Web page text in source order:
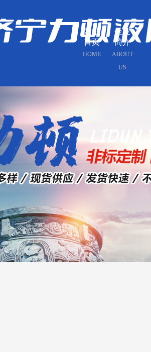
网站
首页
HOME
企业
简介
ABOUT
US